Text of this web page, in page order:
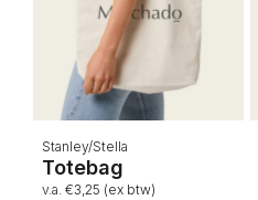
Stanley/Stella
Totebag
v.a. €3,25 (ex btw)